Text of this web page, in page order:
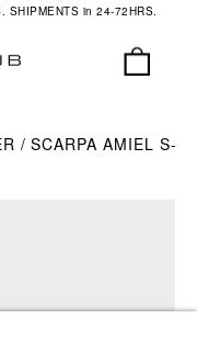
SHIPMENTS in 24-72HRS.
SCARPA AMIEL S-